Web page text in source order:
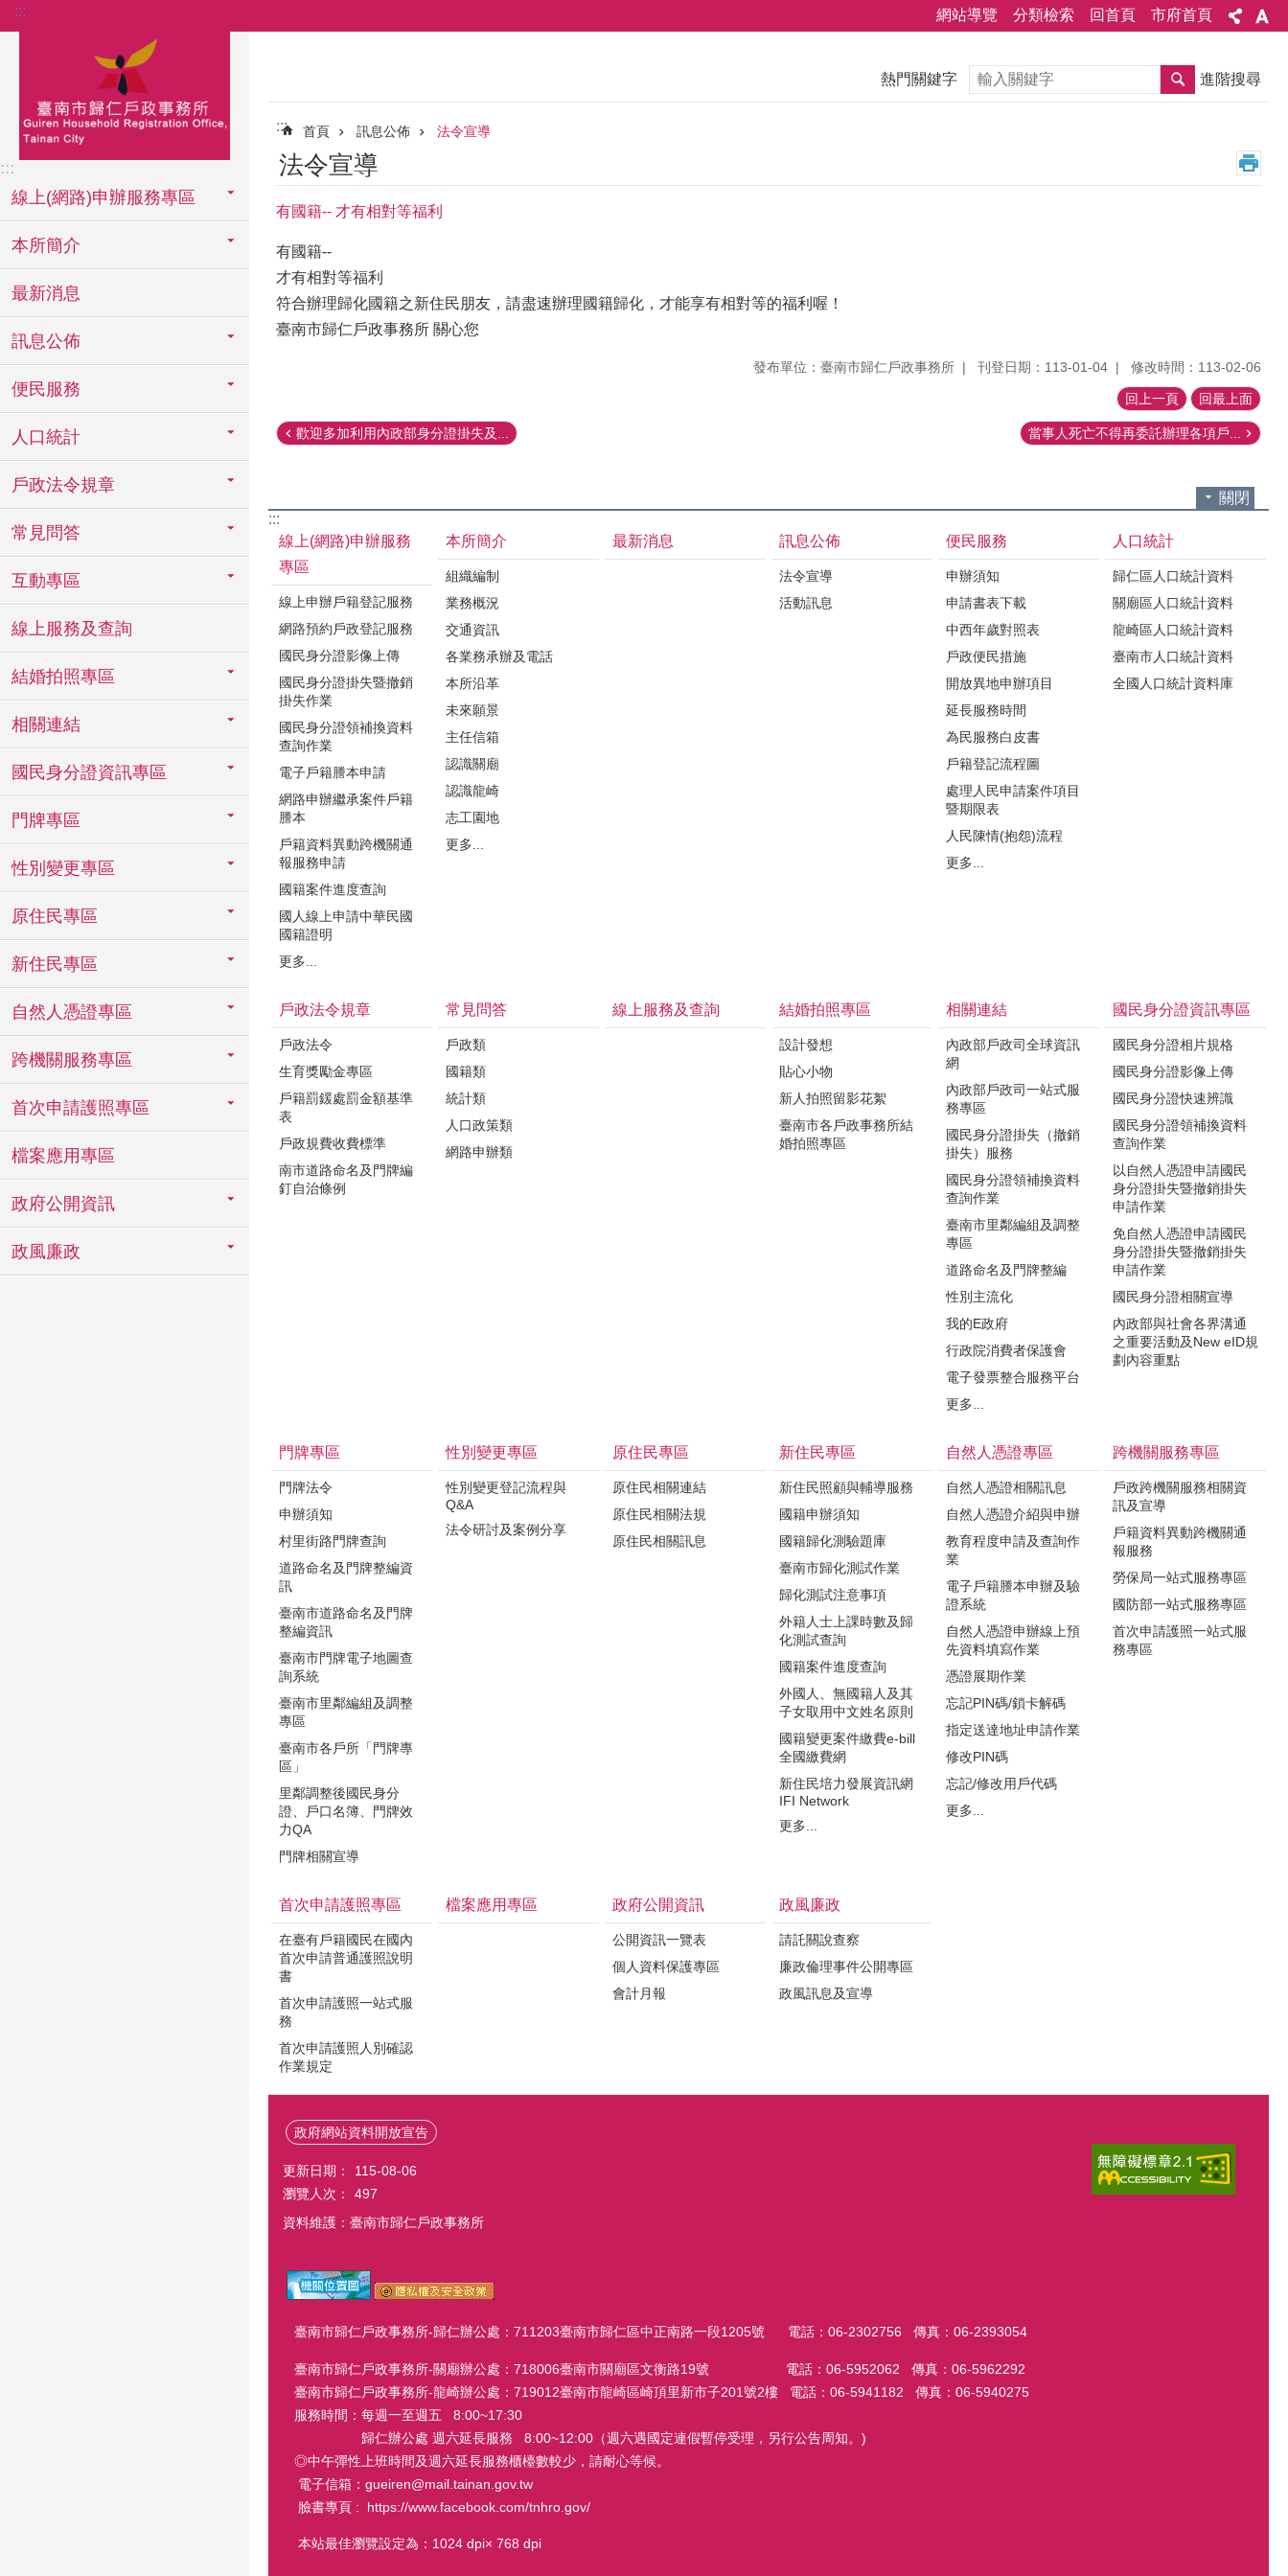
跳到主要內容區塊
::: 網站導覽 分類檢索 回首頁 市府首頁
:::
線上(網路)申辦服務專區
本所簡介
最新消息
訊息公佈
便民服務
人口統計
戶政法令規章
常見問答
互動專區
線上服務及查詢
結婚拍照專區
相關連結
國民身分證資訊專區
門牌專區
性別變更專區
原住民專區
新住民專區
自然人憑證專區
跨機關服務專區
首次申請護照專區
檔案應用專區
政府公開資訊
政風廉政
熱門關鍵字 搜尋 進階搜尋
::: 首頁 訊息公佈 法令宣導
法令宣導
有國籍-- 才有相對等福利
有國籍--
才有相對等福利
符合辦理歸化國籍之新住民朋友，請盡速辦理國籍歸化，才能享有相對等的福利喔！
臺南市歸仁戶政事務所 關心您
發布單位：臺南市歸仁戶政事務所 刊登日期：113-01-04 修改時間：113-02-06
回上一頁 回最上面
歡迎多加利用內政部身分證掛失及... 當事人死亡不得再委託辦理各項戶...
關閉
:::
線上(網路)申辦服務
專區
線上申辦戶籍登記服務
網路預約戶政登記服務
國民身分證影像上傳
國民身分證掛失暨撤銷
掛失作業
國民身分證領補換資料
查詢作業
電子戶籍謄本申請
網路申辦繼承案件戶籍
謄本
戶籍資料異動跨機關通
報服務申請
國籍案件進度查詢
國人線上申請中華民國
國籍證明
更多...
本所簡介
組織編制
業務概況
交通資訊
各業務承辦及電話
本所沿革
未來願景
主任信箱
認識關廟
認識龍崎
志工園地
更多...
最新消息 訊息公佈
法令宣導
活動訊息
便民服務
申辦須知
申請書表下載
中西年歲對照表
戶政便民措施
開放異地申辦項目
延長服務時間
為民服務白皮書
戶籍登記流程圖
處理人民申請案件項目
暨期限表
人民陳情(抱怨)流程
更多...
人口統計
歸仁區人口統計資料
關廟區人口統計資料
龍崎區人口統計資料
臺南市人口統計資料
全國人口統計資料庫
戶政法令規章
戶政法令
生育獎勵金專區
戶籍罰鍰處罰金額基準
表
戶政規費收費標準
南市道路命名及門牌編
釘自治條例
常見問答
戶政類
國籍類
統計類
人口政策類
網路申辦類
線上服務及查詢 結婚拍照專區
設計發想
貼心小物
新人拍照留影花絮
臺南市各戶政事務所結
婚拍照專區
相關連結
內政部戶政司全球資訊
網
內政部戶政司一站式服
務專區
國民身分證掛失（撤銷
掛失）服務
國民身分證領補換資料
查詢作業
臺南市里鄰編組及調整
專區
道路命名及門牌整編
性別主流化
我的E政府
行政院消費者保護會
電子發票整合服務平台
更多...
國民身分證資訊專區
國民身分證相片規格
國民身分證影像上傳
國民身分證快速辨識
國民身分證領補換資料
查詢作業
以自然人憑證申請國民
身分證掛失暨撤銷掛失
申請作業
免自然人憑證申請國民
身分證掛失暨撤銷掛失
申請作業
國民身分證相關宣導
內政部與社會各界溝通
之重要活動及New eID規
劃內容重點
門牌專區
門牌法令
申辦須知
村里街路門牌查詢
道路命名及門牌整編資
訊
臺南市道路命名及門牌
整編資訊
臺南市門牌電子地圖查
詢系統
臺南市里鄰編組及調整
專區
臺南市各戶所「門牌專
區」
里鄰調整後國民身分
證、戶口名簿、門牌效
力QA
門牌相關宣導
性別變更專區
性別變更登記流程與
Q&A
法令研討及案例分享
原住民專區
原住民相關連結
原住民相關法規
原住民相關訊息
新住民專區
新住民照顧與輔導服務
國籍申辦須知
國籍歸化測驗題庫
臺南市歸化測試作業
歸化測試注意事項
外籍人士上課時數及歸
化測試查詢
國籍案件進度查詢
外國人、無國籍人及其
子女取用中文姓名原則
國籍變更案件繳費e-bill
全國繳費網
新住民培力發展資訊網
IFI Network
更多...
自然人憑證專區
自然人憑證相關訊息
自然人憑證介紹與申辦
教育程度申請及查詢作
業
電子戶籍謄本申辦及驗
證系統
自然人憑證申辦線上預
先資料填寫作業
憑證展期作業
忘記PIN碼/鎖卡解碼
指定送達地址申請作業
修改PIN碼
忘記/修改用戶代碼
更多...
跨機關服務專區
戶政跨機關服務相關資
訊及宣導
戶籍資料異動跨機關通
報服務
勞保局一站式服務專區
國防部一站式服務專區
首次申請護照一站式服
務專區
首次申請護照專區
在臺有戶籍國民在國內
首次申請普通護照說明
書
首次申請護照一站式服
務
首次申請護照人別確認
作業規定
檔案應用專區 政府公開資訊
公開資訊一覽表
個人資料保護專區
會計月報
政風廉政
請託關說查察
廉政倫理事件公開專區
政風訊息及宣導
政府網站資料開放宣告
更新日期：
115-08-06
瀏覽人次：
497
資料維護：臺南市歸仁戶政事務所
臺南市歸仁戶政事務所-歸仁辦公處：711203臺南市歸仁區中正南路一段1205號 電話：06-2302756 傳真：06-2393054
臺南市歸仁戶政事務所-關廟辦公處：718006臺南市關廟區文衡路19號 電話：06-5952062 傳真：06-5962292
臺南市歸仁戶政事務所-龍崎辦公處：719012臺南市龍崎區崎頂里新市子201號2樓 電話：06-5941182 傳真：06-5940275
服務時間：每週一至週五 8:00~17:30
歸仁辦公處 週六延長服務 8:00~12:00（週六遇國定連假暫停受理，另行公告周知。)
◎中午彈性上班時間及週六延長服務櫃檯數較少，請耐心等候。
電子信箱：gueiren@mail.tainan.gov.tw
臉書專頁 : https://www.facebook.com/tnhro.gov/
本站最佳瀏覽設定為：1024 dpi× 768 dpi